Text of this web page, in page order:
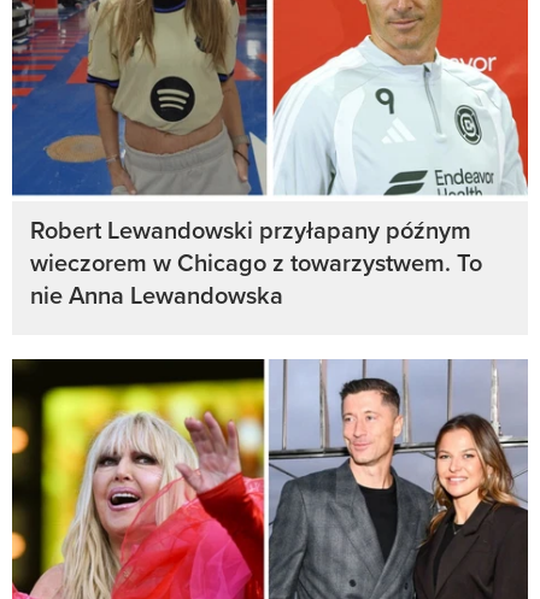
Robert Lewandowski przyłapany późnym
wieczorem w Chicago z towarzystwem. To
nie Anna Lewandowska